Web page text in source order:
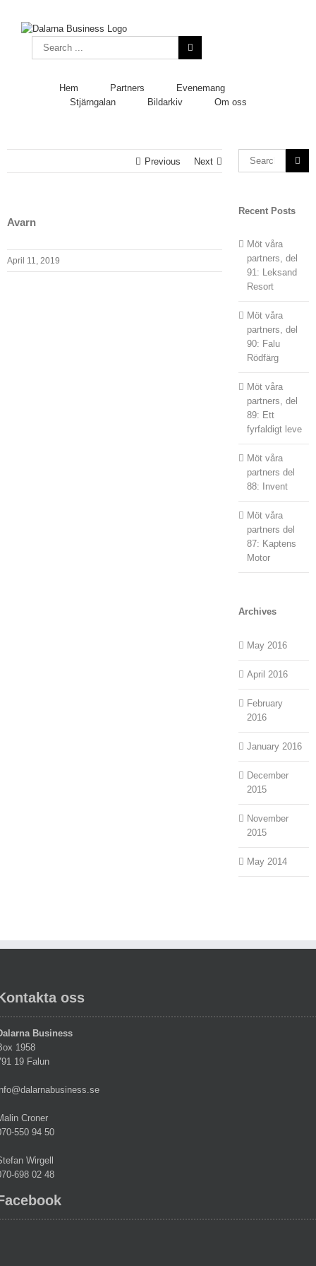
content
Search
for:
Hem Partners
Evenemang
Stjärngalan
Bildarkiv Om oss
Previous Next
Avarn
April 11, 2019
Search
for:
Recent Posts
Möt våra
partners, del
91: Leksand
Resort
Möt våra
partners, del
90: Falu
Rödfärg
Möt våra
partners, del
89: Ett
fyrfaldigt leve
Möt våra
partners del
88: Invent
Möt våra
partners del
87: Kaptens
Motor
Archives
May 2016
April 2016
February
2016
January 2016
December
2015
November
2015
May 2014
oss
Business
1958
19 Falun
Croner
550 94 50
Wirgell
698 02 48